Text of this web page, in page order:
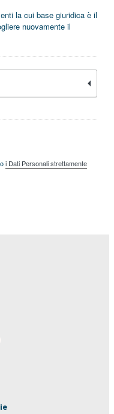
la cui base giuridica è il
nuovamente il
i Dati Personali strettamente